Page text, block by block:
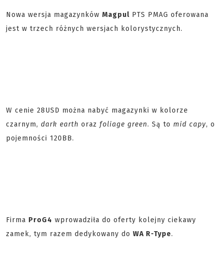
Nowa wersja magazynków Magpul PTS PMAG oferowana
jest w trzech różnych wersjach kolorystycznych.
W cenie 28USD można nabyć magazynki w kolorze
czarnym, dark earth oraz foliage green. Są to mid capy, o
pojemności 120BB.
Firma ProG4 wprowadziła do oferty kolejny ciekawy
zamek, tym razem dedykowany do WA R-Type.